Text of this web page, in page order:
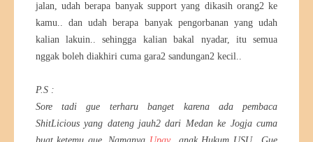
jalan, udah berapa banyak support yang dikasih orang2 ke
kamu.. dan udah berapa banyak pengorbanan yang udah
kalian lakuin.. sehingga kalian bakal nyadar, itu semua
nggak boleh diakhiri cuma gara2 sandungan2 kecil..
P.S :
Sore tadi gue terharu banget karena ada pembaca
ShitLicious yang dateng jauh2 dari Medan ke Jogja cuma